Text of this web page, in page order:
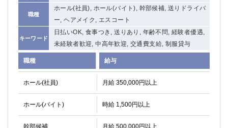
職種
ホール(社員), ホール(バイト), 幹部候補, 送りドライバ
ー, ヘアメイク, エスコート
キーワード
日払いOK, 食事つき, 送りあり, 年齢不問, 経験者優遇,
未経験者歓迎, 中高年歓迎, 交通費支給, 制服貸与
職種 給与
ホール(社員) 月給 350,000円以上
ホール(バイト) 時給 1,500円以上
幹部候補 月給 500,000円以上